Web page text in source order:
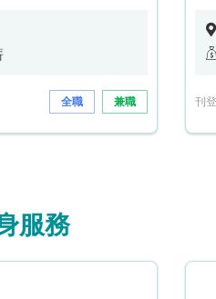
全職 兼職 刊
服務